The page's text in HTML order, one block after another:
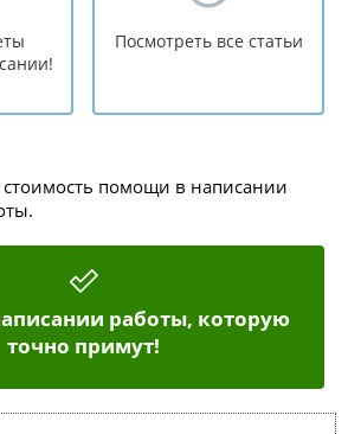
Посмотреть все статьи
помощи в написании
работы, которую
точно примут!